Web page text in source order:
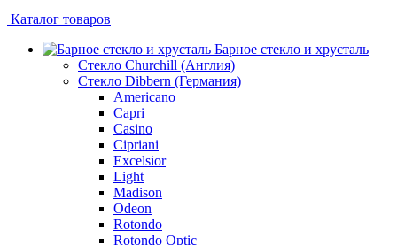
Каталог товаров
Барное стекло и хрусталь
Стекло Churchill (Англия)
Стекло Dibbern (Германия)
Americano
Capri
Casino
Cipriani
Excelsior
Light
Madison
Odeon
Rotondo
Rotondo Optic